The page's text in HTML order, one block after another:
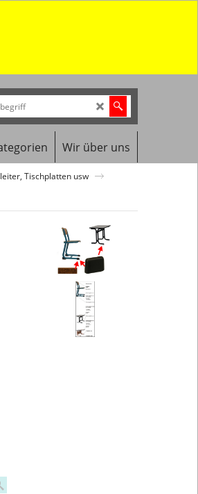
Wir über uns
Tischplatten usw